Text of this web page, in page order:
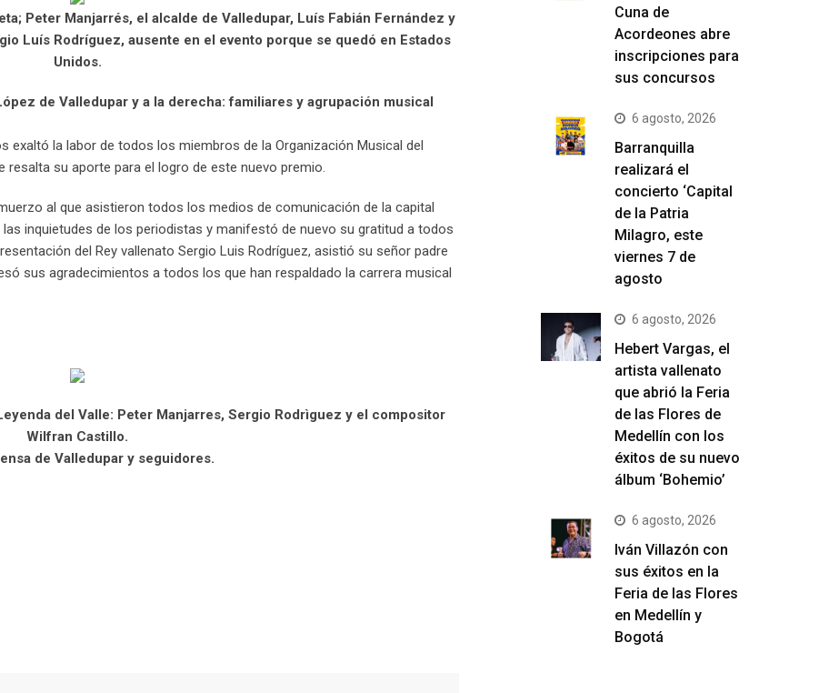
Peter Manjarrés, el alcalde de Valledupar, Luís Fabián Fernández y
Luís Rodríguez, ausente en el evento porque se quedó en Estados
Unidos.
de Valledupar y a la derecha: familiares y agrupación musical
exaltó la labor de todos los miembros de la Organización Musical del
resalta su aporte para el logro de este nuevo premio.
al que asistieron todos los medios de comunicación de la capital
inquietudes de los periodistas y manifestó de nuevo su gratitud a todos
del Rey vallenato Sergio Luis Rodríguez, asistió su señor padre
sus agradecimientos a todos los que han respaldado la carrera musical
del Valle: Peter Manjarres, Sergio Rodrìguez y el compositor
Wilfran Castillo.
de Valledupar y seguidores.
Cuna de
Acordeones abre
inscripciones para
sus concursos
6 agosto, 2026
Barranquilla
realizará el
concierto ‘Capital
de la Patria
Milagro, este
viernes 7 de
agosto
6 agosto, 2026
Hebert Vargas, el
artista vallenato
que abrió la Feria
de las Flores de
Medellín con los
éxitos de su nuevo
álbum ‘Bohemio’
6 agosto, 2026
Iván Villazón con
sus éxitos en la
Feria de las Flores
en Medellín y
Bogotá